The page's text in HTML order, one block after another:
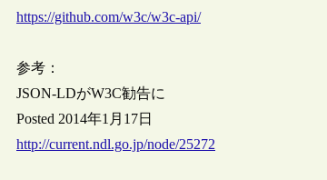
https://github.com/w3c/w3c-api/
参考：
JSON-LDがW3C勧告に
Posted 2014年1月17日
http://current.ndl.go.jp/node/25272